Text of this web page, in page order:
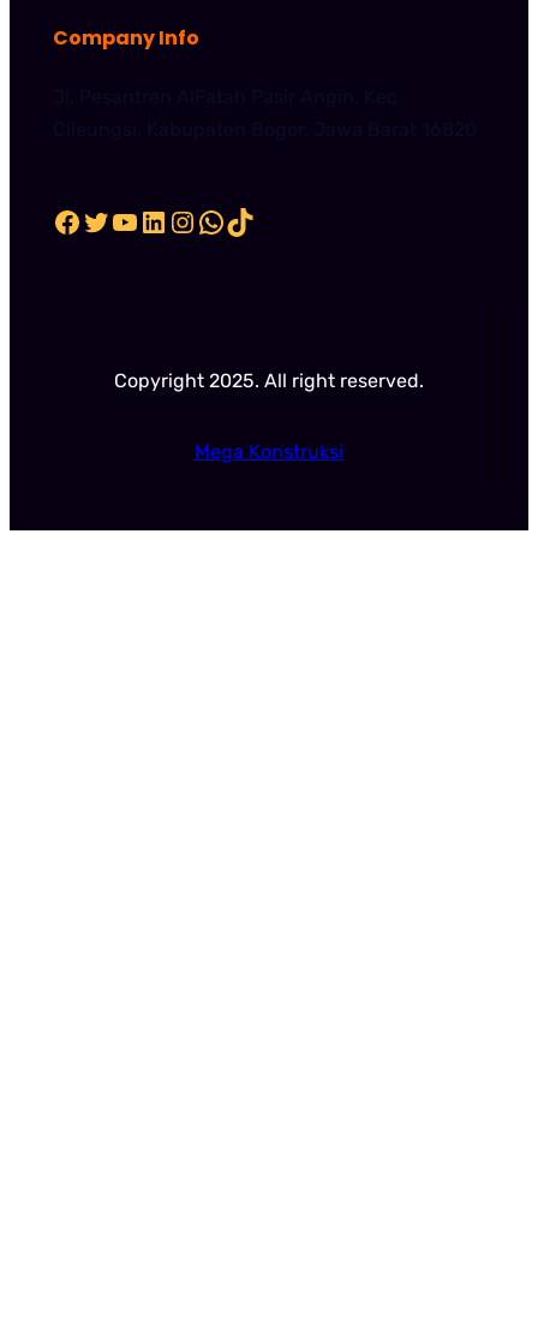
Company Info
Facebook Twitter YouTube LinkedIn Instagram WhatsApp TikTok
Copyright 2025. All right reserved.
Mega Konstruksi